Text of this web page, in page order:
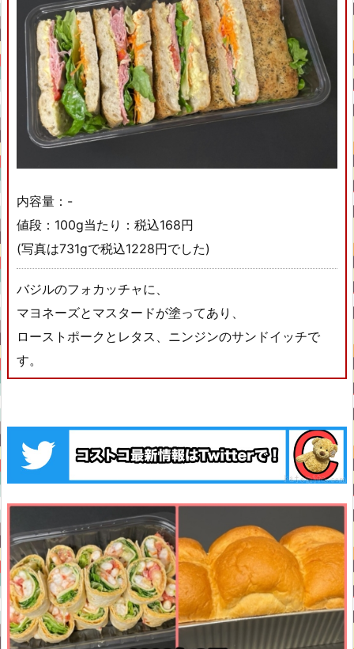
内容量：-
値段：100g当たり：税込168円
(写真は731gで税込1228円でした)
バジルのフォカッチャに、
マヨネーズとマスタードが塗ってあり、
ローストポークとレタス、ニンジンのサンドイッチで
す。